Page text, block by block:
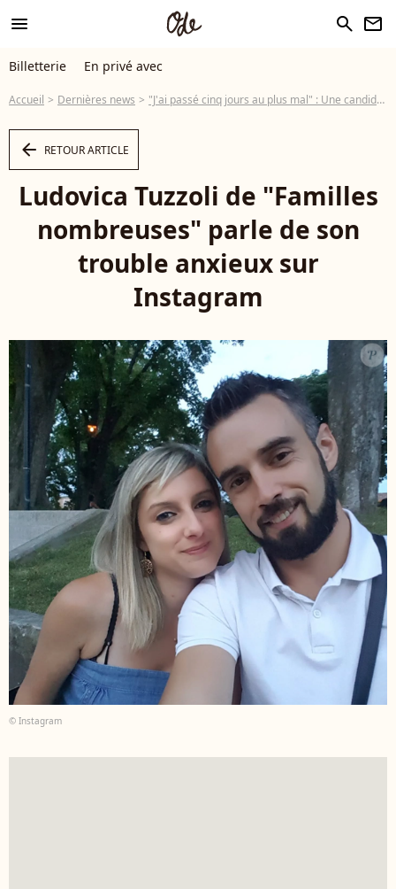
menu search newsletter
Billetterie En privé avec
Accueil Dernières news "J'ai passé cinq jours au plus mal" : Une candidate de Familles nombreuses dévoile son plus gros combat au quotidien
arrow_left RETOUR ARTICLE
Ludovica Tuzzoli de "Familles
nombreuses" parle de son
trouble anxieux sur
Instagram
© Instagram